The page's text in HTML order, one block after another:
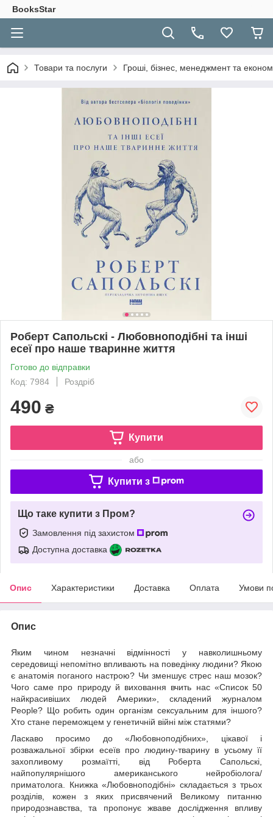
BooksStar
Товари та послуги Гроші, бізнес, менеджмент та
Роберт Сапольскі - Любовноподібні та інші
есеї про наше тваринне життя
Готово до відправки
Код: 7984
Роздріб
490 ₴
Купити
або
Купити з
Що таке купити з Пром?
Замовлення під захистом
Доступна доставка
Опис Характеристики Доставка Оплата Умови
Опис
Яким чином незначні відмінності у навколишньому
середовищі непомітно впливають на поведінку людини? Якою
є анатомія поганого настрою? Чи зменшує стрес наш мозок?
Чого саме про природу й виховання вчить нас «Список 50
найкрасивіших людей Америки», складений журналом
People? Що робить один організм сексуальним для іншого?
Хто стане переможцем у генетичній війні між статями?
Ласкаво просимо до «Любовноподібних», цікавої і
розважальної збірки есеїв про людину-тварину в усьому її
захопливому розмаїтті, від Роберта Сапольскі,
найпопулярнішого американського нейробіолога/
приматолога. Книжка «Любовноподібні» складається з трьох
розділів, кожен з яких присвячений Великому питанню
природознавства, та пропонує жваве дослідження впливу